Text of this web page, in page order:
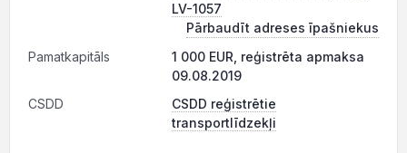
LV-1057
Pārbaudīt adreses īpašniekus
Pamatkapitāls
1 000 EUR, reģistrēta apmaksa
09.08.2019
CSDD
CSDD reģistrētie
transportlīdzekļi